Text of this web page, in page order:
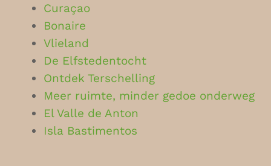
Curaçao
Bonaire
Vlieland
De Elfstedentocht
Ontdek Terschelling
Meer ruimte, minder gedoe onderweg
El Valle de Anton
Isla Bastimentos